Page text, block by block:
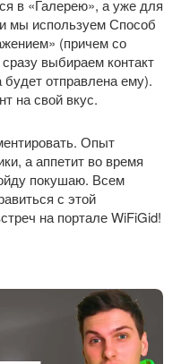
в «Галерею», а уже для
мы используем Способ
(причем со
выбираем контакт
будет отправлена ему).
на свой вкус.
Опыт
а аппетит во время
покушаю. Всем
с этой
на портале WiFiGid!